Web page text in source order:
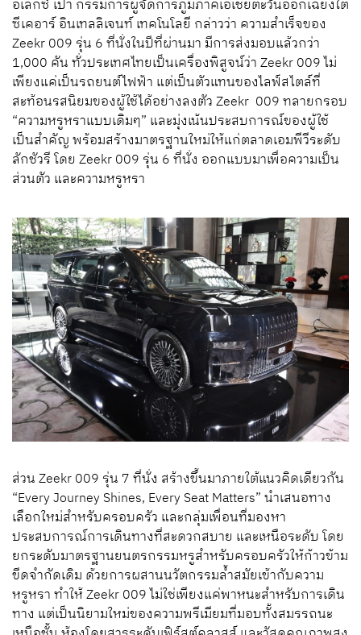
อเลกซ์ เปา กรรมการผู้จัดการภูมิภาคเอเชียตะวันออกเฉียงใต้
ซีเคอาร์ อินเทลลิเจนท์ เทคโนโลยี กล่าวว่า ความสำเร็จของ
Zeekr 009 รุ่น 6 ที่นั่งในปีที่ผ่านมา มีการส่งมอบแล้วกว่า
1,000 คัน ทั่วประเทศไทยเป็นเครื่องพิสูจน์ว่า Zeekr 009 ไม่
เพียงแค่เป็นรถยนต์ไฟฟ้า แต่เป็นตัวแทนของไลฟ์สไตล์ที่
สะท้อนรสนิยมของผู้ใช้ได้อย่างลงตัว Zeekr 009 ทลายกรอบ
“ความหรูหราแบบเดิมๆ” และมุ่งเน้นประสบการณ์ของผู้ใช้
เป็นสำคัญ พร้อมสร้างมาตรฐานใหม่ให้แก่ตลาดเอมพีวีระดับ
ลักชัวรี โดย Zeekr 009 รุ่น 6 ที่นั่ง ออกแบบมาเพื่อความเป็น
ส่วนตัว และความหรูหรา
ส่วน Zeekr 009 รุ่น 7 ที่นั่ง สร้างขึ้นมาภายใต้แนวคิดเดียวกัน
“Every Journey Shines, Every Seat Matters” นำเสนอทาง
เลือกใหม่สำหรับครอบครัว และกลุ่มเพื่อนที่มองหา
ประสบการณ์การเดินทางที่สะดวกสบาย และเหนือระดับ โดย
ยกระดับมาตรฐานยนตรกรรมหรูสำหรับครอบครัวให้ก้าวข้าม
ขีดจำกัดเดิม ด้วยการผสานนวัตกรรมล้ำสมัยเข้ากับความ
หรูหรา ทำให้ Zeekr 009 ไม่ใช่เพียงแค่พาหนะสำหรับการเดิน
ทาง แต่เป็นนิยามใหม่ของความพรีเมียมที่มอบทั้งสมรรถนะ